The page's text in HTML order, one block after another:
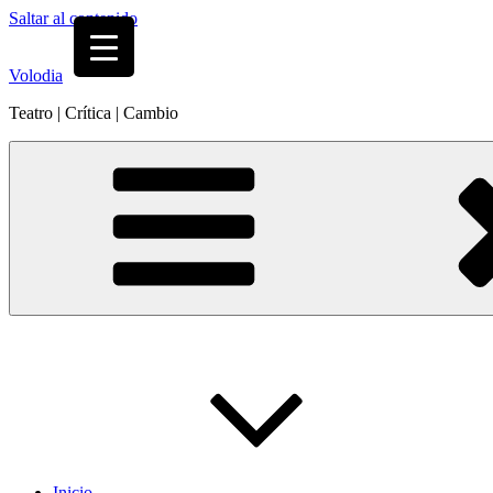
Saltar al contenido
Volodia
Teatro | Crítica | Cambio